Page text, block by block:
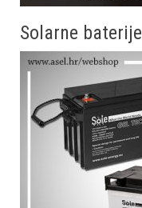
Solarne baterije